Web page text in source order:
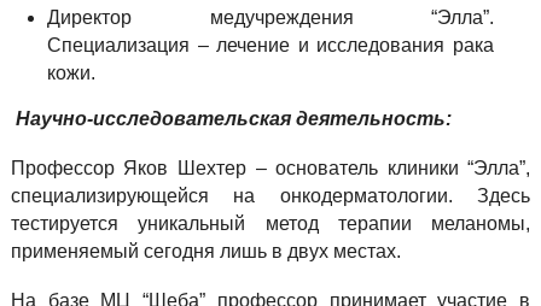
Директор медучреждения “Элла”.
Специализация – лечение и исследования рака
кожи.
Научно-исследовательская деятельность:
Профессор Яков Шехтер – основатель клиники “Элла”,
специализирующейся на онкодерматологии. Здесь
тестируется уникальный метод терапии меланомы,
применяемый сегодня лишь в двух местах.
На базе МЦ “Шеба” профессор принимает участие в